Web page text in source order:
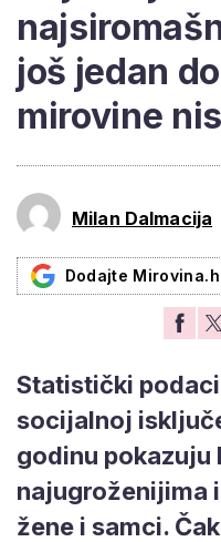
još jedan
mirovine
Milan Dalmacija
Dodajte
Statistički
socijalnoj
godinu pokazuju
najugroženijima
žene i samci.